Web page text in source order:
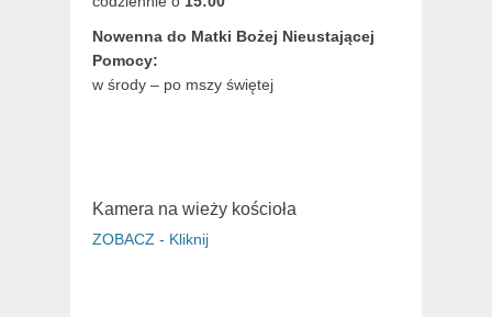
Nowenna do Matki Bożej Nieustającej
Pomocy:
w środy – po mszy świętej
Kamera na wieży kościoła
ZOBACZ - Kliknij